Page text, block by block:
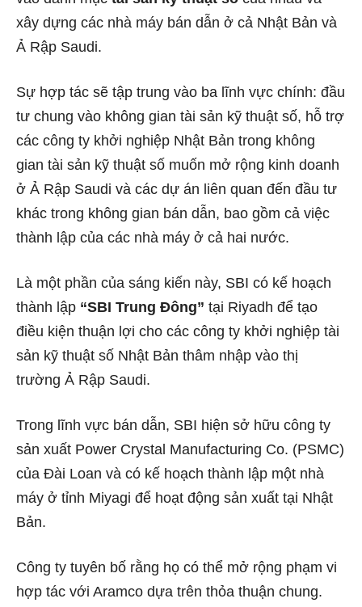
xây dựng các nhà máy bán dẫn ở cả Nhật Bản và
Ả Rập Saudi.
Sự hợp tác sẽ tập trung vào ba lĩnh vực chính: đầu
tư chung vào không gian tài sản kỹ thuật số, hỗ trợ
các công ty khởi nghiệp Nhật Bản trong không
gian tài sản kỹ thuật số muốn mở rộng kinh doanh
ở Ả Rập Saudi và các dự án liên quan đến đầu tư
khác trong không gian bán dẫn, bao gồm cả việc
thành lập của các nhà máy ở cả hai nước.
Là một phần của sáng kiến ​​​​này, SBI có kế hoạch
thành lập “SBI Trung Đông” tại Riyadh để tạo
điều kiện thuận lợi cho các công ty khởi nghiệp tài
sản kỹ thuật số Nhật Bản thâm nhập vào thị
trường Ả Rập Saudi.
Trong lĩnh vực bán dẫn, SBI hiện sở hữu công ty
sản xuất Power Crystal Manufacturing Co. (PSMC)
của Đài Loan và có kế hoạch thành lập một nhà
máy ở tỉnh Miyagi để hoạt động sản xuất tại Nhật
Bản.
Công ty tuyên bố rằng họ có thể mở rộng phạm vi
hợp tác với Aramco dựa trên thỏa thuận chung.